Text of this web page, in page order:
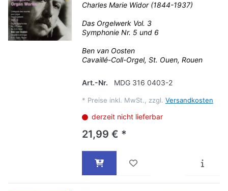
Charles Marie Widor (1844-1937)
Das Orgelwerk Vol. 3
Symphonie Nr. 5 und 6
Ben van Oosten
Cavaillé-Coll-Orgel, St. Ouen, Rouen
Art.-Nr. MDG 316 0403-2
* Preise inkl. MwSt., zzgl. Versandkosten
derzeit nicht lieferbar
21,99 € *